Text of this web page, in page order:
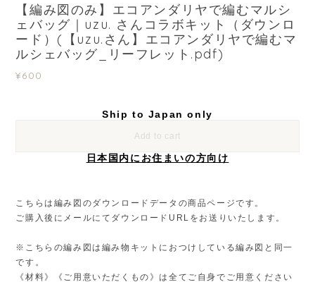
【編み図のみ】エコアンダリヤで編むマルシ
ェバッグ｜uzu. さんコラボキット（ダウンロ
ード）(【uzu.さん】エコアンダリヤで編むマ
ルシェバッグ_リーフレット.pdf)
¥600
Ship to Japan only
Add to cart
日本国内にお住まいの方向け
こちらは編み図のダウンロードデータの商品ページです。
ご購入後にメールにてダウンロードURLをお送りいたします。
※こちらの編み図は編み物キットにおつけしている編み図と同一
です。
《材料》《ご用意いただくもの》は全てご自身でご用意ください